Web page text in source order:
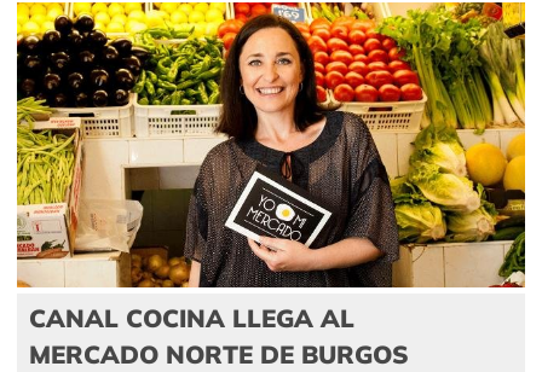
CANAL COCINA LLEGA AL
MERCADO NORTE DE BURGOS